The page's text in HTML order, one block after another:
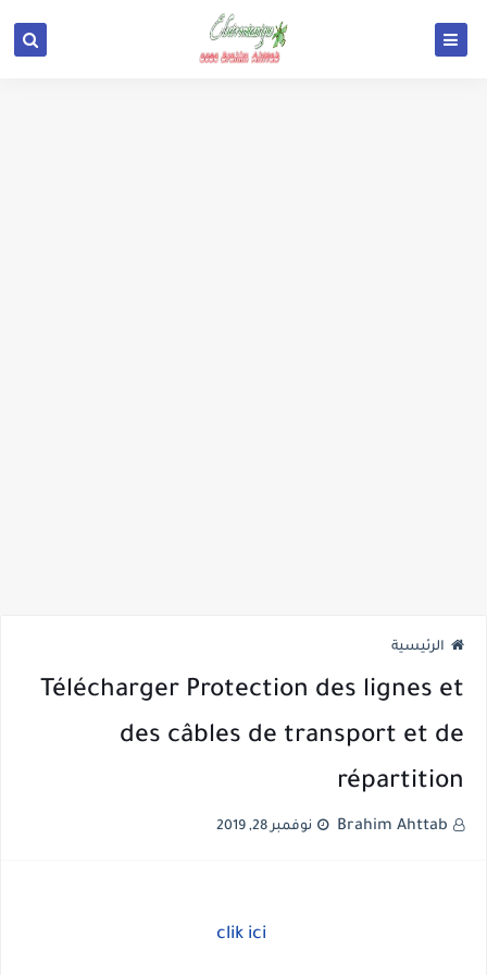
الرئيسية
Télécharger Protection des lignes et
des câbles de transport et de
répartition
Brahim Ahttab نوفمبر 28, 2019